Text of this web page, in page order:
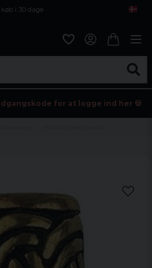
i 30 dage
for at logge ind her 💀